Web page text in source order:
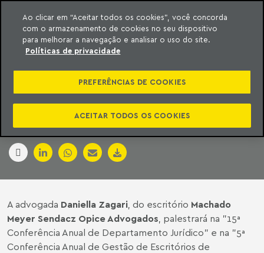
o conteúdo
Machado Meyer
MIGALHÍSSIMA
(12.06.12)
A advogada Daniella Zagari, do escritório Machado
Meyer Sendacz Opice Advogados, palestrará na "15ª
Conferência Anual de Departamento Jurídico" e na "5ª
Conferência Anual de Gestão de Escritórios de
Ao clicar em “Aceitar todos os cookies”, você concorda
com o armazenamento de cookies no seu dispositivo
para melhorar a navegação e analisar o uso do site.
Políticas de privacidade
PREFERÊNCIAS DE COOKIES
ACEITAR TODOS OS COOKIES